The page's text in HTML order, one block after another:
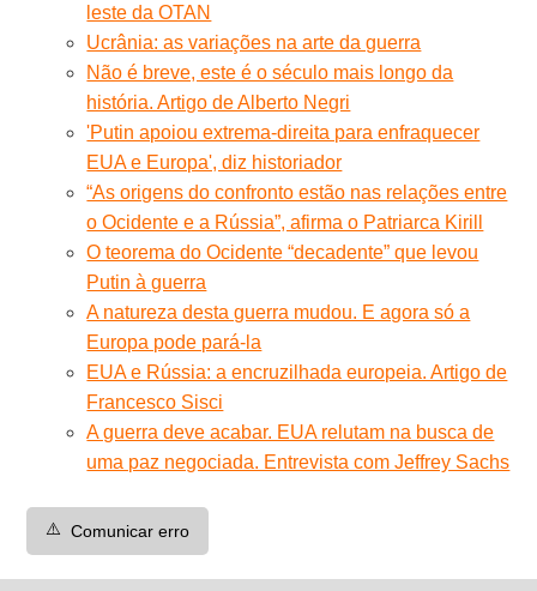
leste da OTAN
Ucrânia: as variações na arte da guerra
Não é breve, este é o século mais longo da
história. Artigo de Alberto Negri
'Putin apoiou extrema-direita para enfraquecer
EUA e Europa', diz historiador
“As origens do confronto estão nas relações entre
o Ocidente e a Rússia”, afirma o Patriarca Kirill
O teorema do Ocidente “decadente” que levou
Putin à guerra
A natureza desta guerra mudou. E agora só a
Europa pode pará-la
EUA e Rússia: a encruzilhada europeia. Artigo de
Francesco Sisci
A guerra deve acabar. EUA relutam na busca de
uma paz negociada. Entrevista com Jeffrey Sachs
⚠️ Comunicar erro